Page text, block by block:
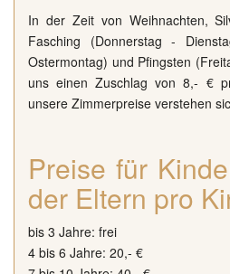
In der Zeit von Weihnachten,
Fasching (Donnerstag -
Ostermontag) und Pfingsten
uns einen Zuschlag von 8,- €
unsere Zimmerpreise verstehen
Preise für
der Eltern pro
bis 3 Jahre: frei
4 bis 6 Jahre: 20,- €